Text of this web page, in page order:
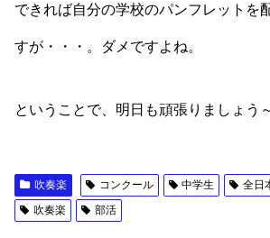
できれば自分の学校のパンフレットを
すが・・・。ダメですよね。
ということで、明日も頑張りましょう～
吹奏楽 コンクール 中学生
全日
吹奏楽
部活